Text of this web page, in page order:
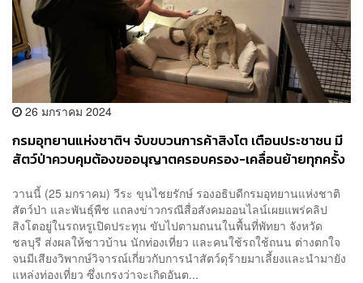
26 มกราคม 2024
กรมอุทยานแห่งชาติฯ จับขบวนการค้าสิงโต เตือนประชาชน มี
สัตว์ป่าควบคุมต้องขออนุญาตครอบครอง-เคลื่อนย้ายทุกครั้ง
วานนี้ (25 มกราคม) วีระ ขุนไชยรักษ์ รองอธิบดีกรมอุทยานแห่งชาติ
สัตว์ป่า และพันธุ์พืช แถลงข่าวกรณีสื่อสังคมออนไลน์เผยแพร่คลิป
สิงโตอยู่ในรถหรูเปิดประทุน ขับไปตามถนนในพื้นที่พัทยา จังหวัด
ชลบุรี ส่งผลให้ชาวบ้าน นักท่องเที่ยว และคนใช้รถใช้ถนน ต่างตกใจ
จนมีเสียงวิพากษ์วิจารณ์เกี่ยวกับการนำสัตว์ดุร้ายมาเลี้ยงและนำมายัง
แหล่งท่องเที่ยว ซึ่งเกรงว่าจะเกิดอันต...